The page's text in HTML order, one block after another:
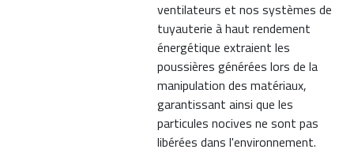
ventilateurs et nos systèmes de
tuyauterie à haut rendement
énergétique extraient les
poussières générées lors de la
manipulation des matériaux,
garantissant ainsi que les
particules nocives ne sont pas
libérées dans l'environnement.